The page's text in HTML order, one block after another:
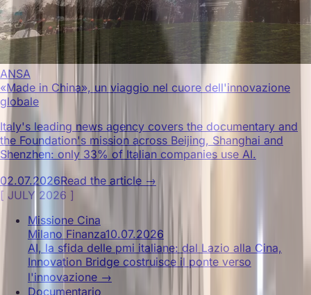
ANSA
«Made in China», un viaggio nel cuore dell'innovazione
globale
Italy's leading news agency covers the documentary and
the Foundation's mission across Beijing, Shanghai and
Shenzhen: only 33% of Italian companies use AI.
02.07.2026Read the article →
[ JULY 2026 ]
Missione Cina
Milano Finanza10.07.2026
AI, la sfida delle pmi italiane: dal Lazio alla Cina,
Innovation Bridge costruisce il ponte verso
l'innovazione →
Documentario